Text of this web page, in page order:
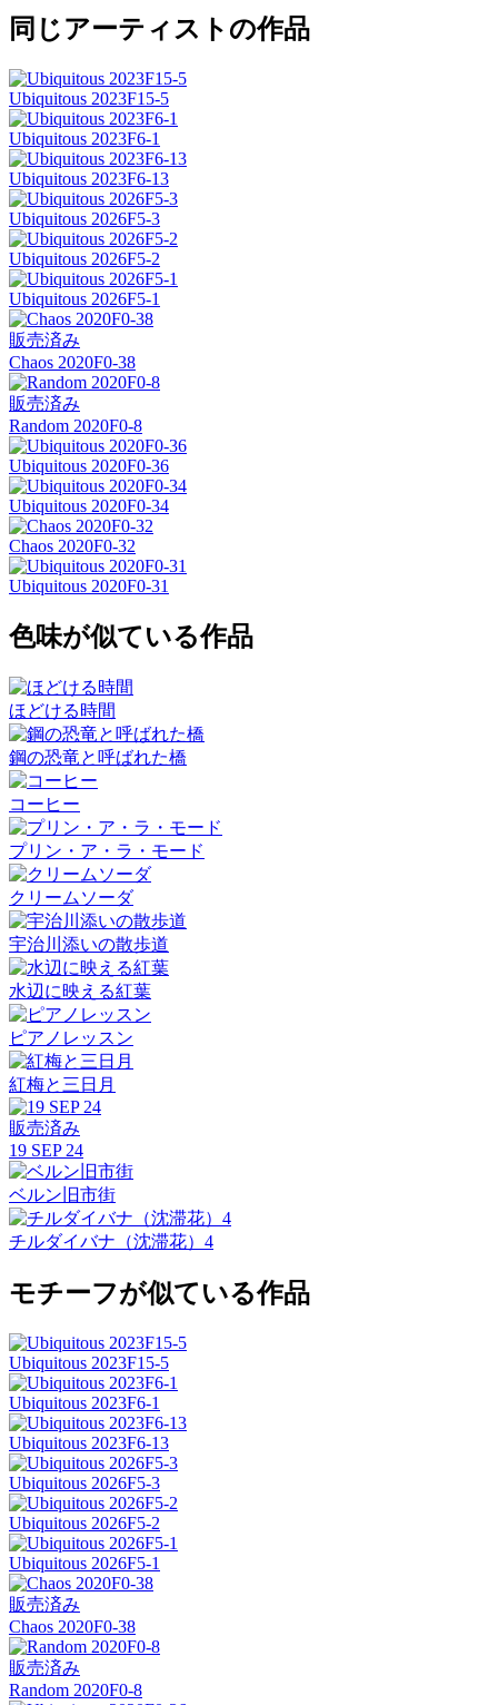
同じアーティストの作品
Ubiquitous 2023F15-5
Ubiquitous 2023F6-1
Ubiquitous 2023F6-13
Ubiquitous 2026F5-3
Ubiquitous 2026F5-2
Ubiquitous 2026F5-1
販売済み
Chaos 2020F0-38
販売済み
Random 2020F0-8
Ubiquitous 2020F0-36
Ubiquitous 2020F0-34
Chaos 2020F0-32
Ubiquitous 2020F0-31
色味が似ている作品
ほどける時間
鋼の恐竜と呼ばれた橋
コーヒー
プリン・ア・ラ・モード
クリームソーダ
宇治川添いの散歩道
水辺に映える紅葉
ピアノレッスン
紅梅と三日月
販売済み
19 SEP 24
ベルン旧市街
チルダイバナ（沈滞花）4
モチーフが似ている作品
Ubiquitous 2023F15-5
Ubiquitous 2023F6-1
Ubiquitous 2023F6-13
Ubiquitous 2026F5-3
Ubiquitous 2026F5-2
Ubiquitous 2026F5-1
販売済み
Chaos 2020F0-38
販売済み
Random 2020F0-8